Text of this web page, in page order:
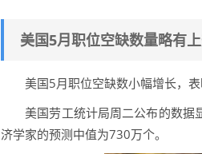
美国5月职位空缺数量略有
美国5月职位空缺数小幅增长，表
美国劳工统计局周二公布的数据
济学家的预测中值为730万个。